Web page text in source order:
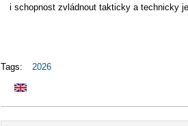
i schopnost zvládnout takticky a technicky
Tags: 2026